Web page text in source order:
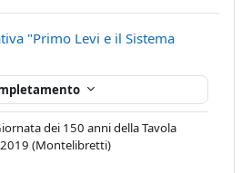
"Primo Levi e il Sistema
dei 150 anni della Tavola
(Montelibretti)